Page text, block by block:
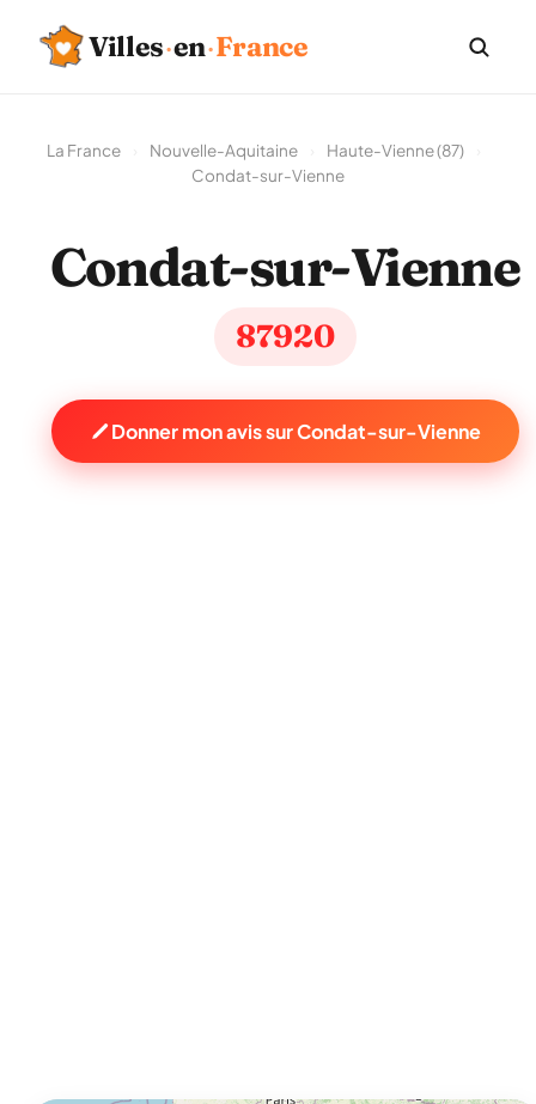
Villes·en·France
La France Nouvelle-Aquitaine Haute-Vienne (87)
Condat-sur-Vienne
Condat-sur-Vienne
87920
Donner mon avis sur Condat-sur-Vienne